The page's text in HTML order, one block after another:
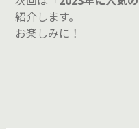
紹介します。
お楽しみに！